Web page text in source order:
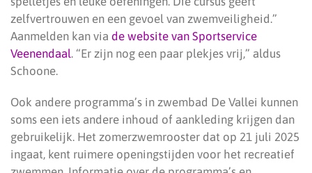
zelfvertrouwen en een gevoel van zwemveiligheid.”
Aanmelden kan via de website van Sportservice
Veenendaal. “Er zijn nog een paar plekjes vrij,” aldus
Schoone.
Ook andere programma’s in zwembad De Vallei kunnen
soms een iets andere inhoud of aankleding krijgen dan
gebruikelijk. Het zomerzwemrooster dat op 21 juli 2025
ingaat, kent ruimere openingstijden voor het recreatief